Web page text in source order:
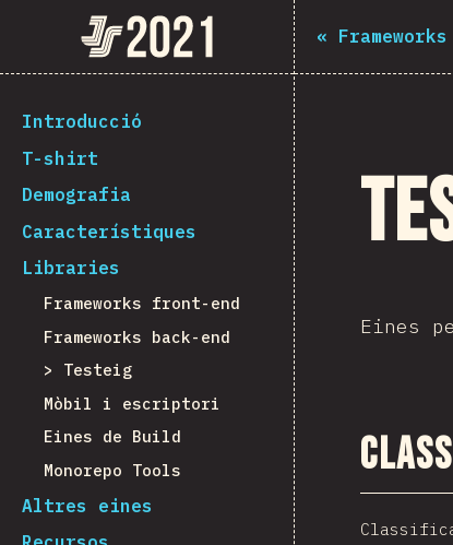
The State of JS 2021
[ca-ES] general.back_to_intro
Introducció
T-shirt
Demografia
Característiques
Libraries
Frameworks front-end
Frameworks back-end
Testeig
Mòbil i escriptori
Eines de Build
Monorepo Tools
Altres eines
«
Eines